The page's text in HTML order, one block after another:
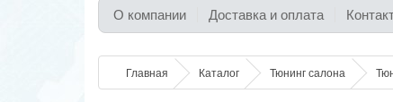
О компании Доставка и оплата
Главная Каталог Тюнинг салона